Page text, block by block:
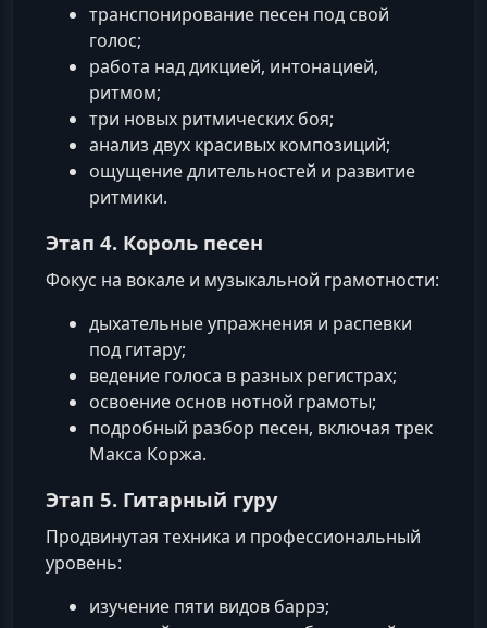
транспонирование песен под свой
голос;
работа над дикцией, интонацией,
ритмом;
три новых ритмических боя;
анализ двух красивых композиций;
ощущение длительностей и развитие
ритмики.
Этап 4. Король песен
Фокус на вокале и музыкальной грамотности:
дыхательные упражнения и распевки
под гитару;
ведение голоса в разных регистрах;
освоение основ нотной грамоты;
подробный разбор песен, включая трек
Макса Коржа.
Этап 5. Гитарный гуру
Продвинутая техника и профессиональный
уровень:
изучение пяти видов баррэ;